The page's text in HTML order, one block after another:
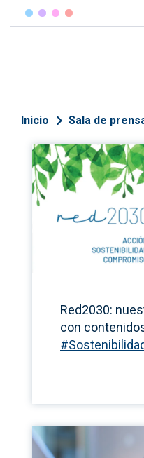
Pasar al contenido
Inicio Sala de
Red2030:
con